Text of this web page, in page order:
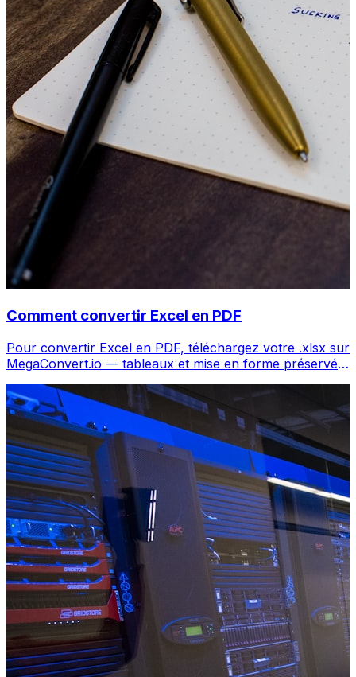
Comment convertir Excel en PDF
Pour convertir Excel en PDF, téléchargez votre .xlsx sur
MegaConvert.io — tableaux et mise en forme préservés,